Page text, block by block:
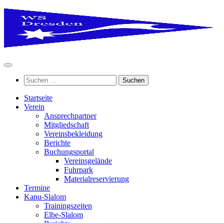
Zum
springen
Suchen
nach:
Startseite
Verein
Ansprechpartner
Mitgliedschaft
Vereinsbekleidung
Berichte
Buchungsportal
Vereinsgelände
Fuhrpark
Materialreservierung
Termine
Kanu-Slalom
Trainingszeiten
Elbe-Slalom